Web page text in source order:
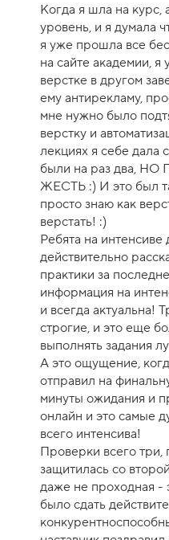
е
н
к
а
к
у
р
с
а
-
1
0
Когда я шла на курс,
уровень, и я думала
я уже прошла все
на сайте академии,
верстке в другом
ему антирекламу,
мне нужно было
верстку и
лекциях я себе дала
были на раз два,
ЖЕСТЬ :) И это был
просто знаю как
верстать! :)
Ребята на интенсиве
действительно
практики за
информация на
и всегда актуальна!
строгие, и это еще
выполнять задания
А это ощущение,
отправил на
минуты ожидания и
онлайн и это самые
всего интенсива!
Проверки всего три,
защитилась со
даже не проходная -
было сдать